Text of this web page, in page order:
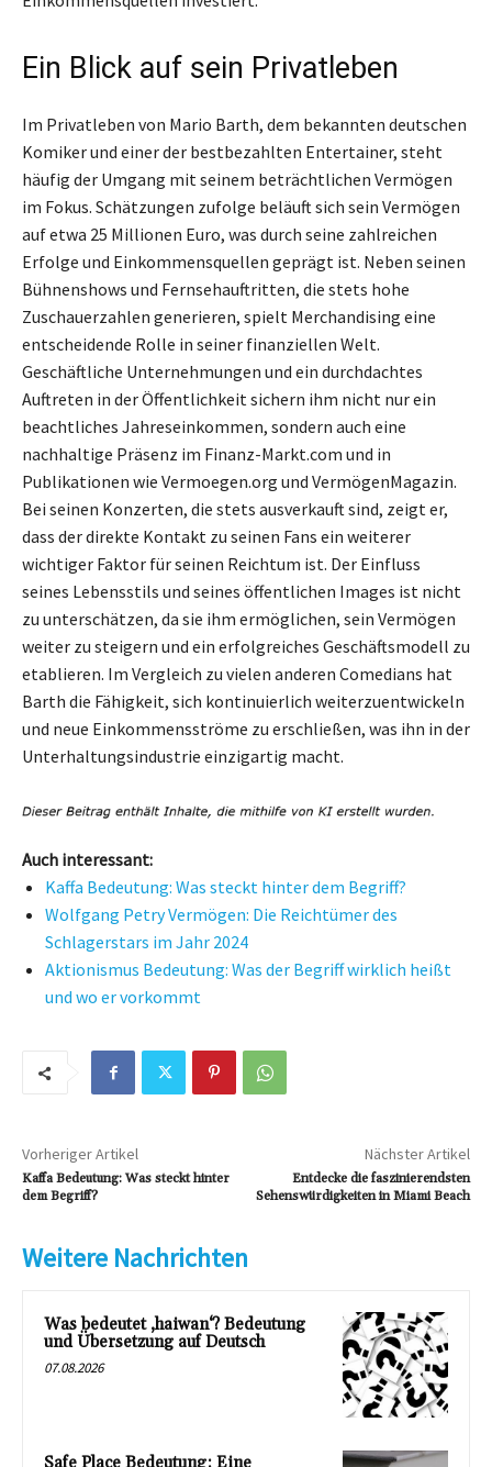
Ein Blick auf sein Privatleben
Im Privatleben von Mario Barth, dem bekannten deutschen
Komiker und einer der bestbezahlten Entertainer, steht
häufig der Umgang mit seinem beträchtlichen Vermögen
im Fokus. Schätzungen zufolge beläuft sich sein Vermögen
auf etwa 25 Millionen Euro, was durch seine zahlreichen
Erfolge und Einkommensquellen geprägt ist. Neben seinen
Bühnenshows und Fernsehauftritten, die stets hohe
Zuschauerzahlen generieren, spielt Merchandising eine
entscheidende Rolle in seiner finanziellen Welt.
Geschäftliche Unternehmungen und ein durchdachtes
Auftreten in der Öffentlichkeit sichern ihm nicht nur ein
beachtliches Jahreseinkommen, sondern auch eine
nachhaltige Präsenz im Finanz-Markt.com und in
Publikationen wie Vermoegen.org und VermögenMagazin.
Bei seinen Konzerten, die stets ausverkauft sind, zeigt er,
dass der direkte Kontakt zu seinen Fans ein weiterer
wichtiger Faktor für seinen Reichtum ist. Der Einfluss
seines Lebensstils und seines öffentlichen Images ist nicht
zu unterschätzen, da sie ihm ermöglichen, sein Vermögen
weiter zu steigern und ein erfolgreiches Geschäftsmodell zu
etablieren. Im Vergleich zu vielen anderen Comedians hat
Barth die Fähigkeit, sich kontinuierlich weiterzuentwickeln
und neue Einkommensströme zu erschließen, was ihn in der
Unterhaltungsindustrie einzigartig macht.
Auch interessant:
Kaffa Bedeutung: Was steckt hinter dem Begriff?
Wolfgang Petry Vermögen: Die Reichtümer des
Schlagerstars im Jahr 2024
Aktionismus Bedeutung: Was der Begriff wirklich heißt
und wo er vorkommt
Vorheriger Artikel
Kaffa Bedeutung: Was steckt hinter
dem Begriff?
Nächster Artikel
Entdecke die faszinierendsten
Sehenswürdigkeiten in Miami Beach
Weitere Nachrichten
Was bedeutet ‚haiwan‘? Bedeutung
und Übersetzung auf Deutsch
07.08.2026
Safe Place Bedeutung: Eine